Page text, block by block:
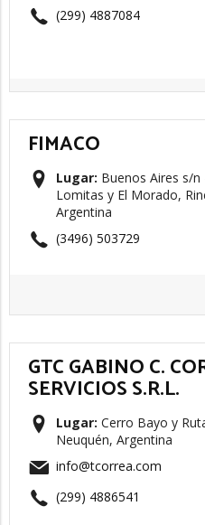
(299) 4887084
FIMACO
Lugar: Buenos Aires s/
Lomitas y El Morado,
Argentina
(3496) 503729
GTC GABINO C.
SERVICIOS S.R.L.
Lugar: Cerro Bayo y
Neuquén, Argentina
info@tcorrea.com
(299) 4886541